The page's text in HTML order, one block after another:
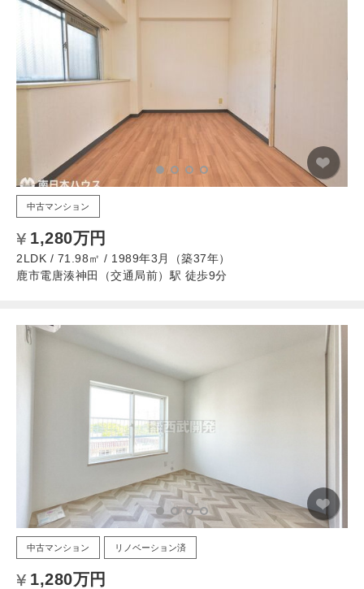
中古マンション
1,280万円
2LDK / 71.98㎡ / 1989年3月（築37年）
鹿市電唐湊神田（交通局前）駅 徒歩9分
中古マンション リノベーション済
1,280万円